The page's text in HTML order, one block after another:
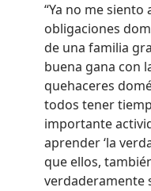
“Ya no me
obligaciones
de una familia
buena gana con
quehaceres
todos tener
importante
aprender ‘la
que ellos,
verdaderamente